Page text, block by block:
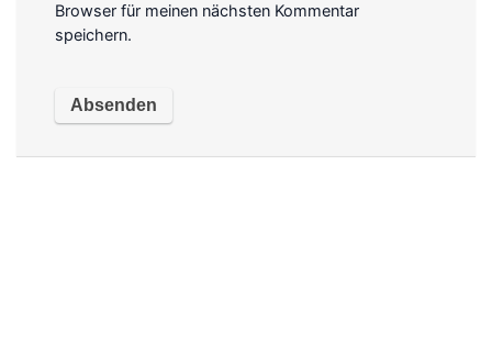
Browser für meinen nächsten Kommentar
speichern.